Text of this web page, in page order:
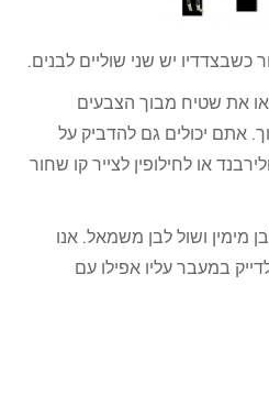
כשבצדדיו יש שני שוליים לבנים.
או את שטיח מבוך הצבעים
אתם יכולים גם להדביק על
או לחילופין לצייר קו שחור
מימין ושול לבן משמאל. אנו
במעבר עליו אפילו עם